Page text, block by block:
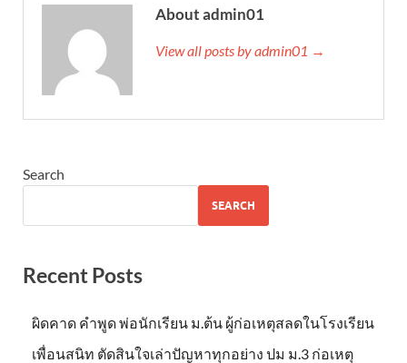
About admin01
View all posts by admin01 →
Search
SEARCH
Recent Posts
ผิดคาด คำพูด พ่อนักเรียน ม.ต้น ผู้ก่อเหตุสลดในโรงเรียน
เพื่อนสนิท ตัดสินใจเล่าปัญหาทุกอย่าง ปม ม.3 ก่อเหตุ